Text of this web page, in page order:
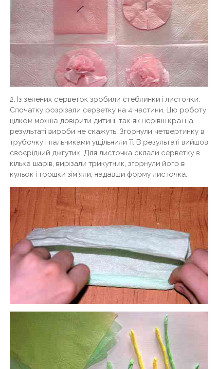
2. Із зелених серветок зробили стеблинки і листочки.
Спочатку розрізали серветку на 4 частини. Цю роботу
цілком можна довірити дитині, так як нерівні краї на
результаті вироби не скажуть. Згорнули четвертинку в
трубочку і пальчиками ущільнили її. В результаті вийшов
своєрідний джгутик. Для листочка склали серветку в
кілька шарів, вирізали трикутник, згорнули його в
кульок і трошки зім'яли, надавши форму листочка.